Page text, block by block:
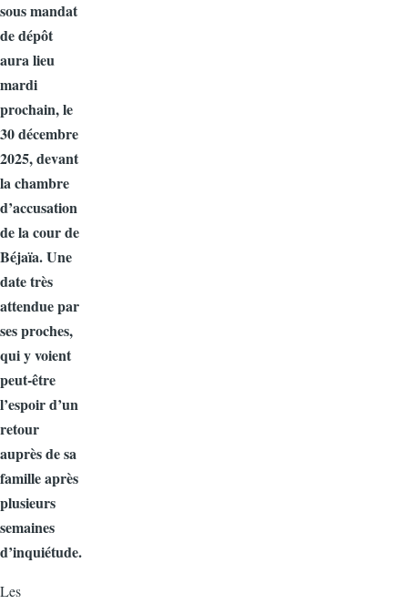
sous mandat
de dépôt
aura lieu
mardi
prochain, le
30 décembre
2025, devant
la chambre
d’accusation
de la cour de
Béjaïa. Une
date très
attendue par
ses proches,
qui y voient
peut‑être
l’espoir d’un
retour
auprès de sa
famille après
plusieurs
semaines
d’inquiétude.
Les